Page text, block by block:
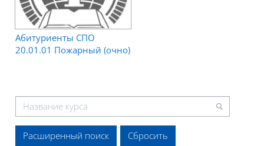
Абитуриенты СПО
20.01.01 Пожарный (очно)
Расширенный поиск
Отобрать по дате начала курсов
День Месяц
Год